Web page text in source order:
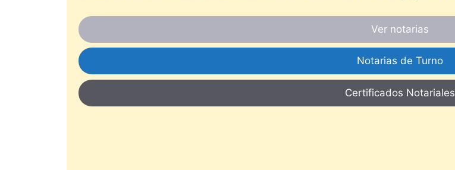
Ver notarias
Notarias de Turno
Certificados Notariales